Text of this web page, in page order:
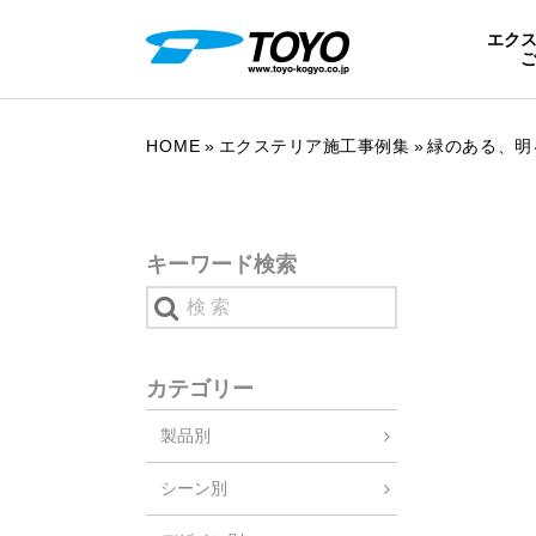
エク
HOME エクステリア施工事例集 緑のある、明
キーワード検索
カテゴリー
製品別
シーン別